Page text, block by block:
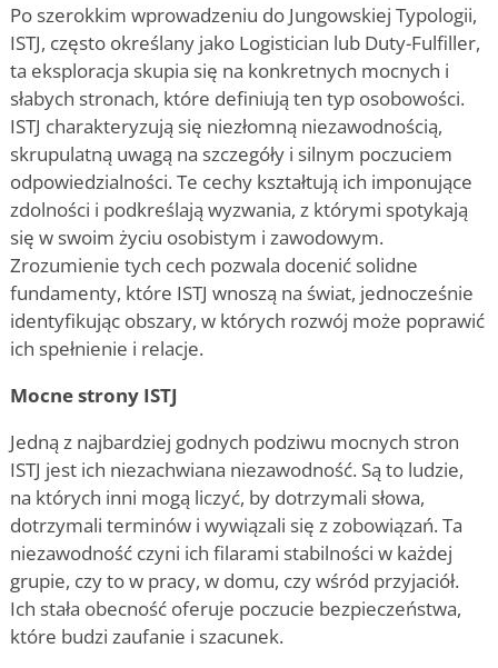
Po szerokkim wprowadzeniu do Jungowskiej Typologii,
ISTJ, często określany jako Logistician lub Duty-Fulfiller,
ta eksploracja skupia się na konkretnych mocnych i
słabych stronach, które definiują ten typ osobowości.
ISTJ charakteryzują się niezłomną niezawodnością,
skrupulatną uwagą na szczegóły i silnym poczuciem
odpowiedzialności. Te cechy kształtują ich imponujące
zdolności i podkreślają wyzwania, z którymi spotykają
się w swoim życiu osobistym i zawodowym.
Zrozumienie tych cech pozwala docenić solidne
fundamenty, które ISTJ wnoszą na świat, jednocześnie
identyfikując obszary, w których rozwój może poprawić
ich spełnienie i relacje.
Mocne strony ISTJ
Jedną z najbardziej godnych podziwu mocnych stron
ISTJ jest ich niezachwiana niezawodność. Są to ludzie,
na których inni mogą liczyć, by dotrzymali słowa,
dotrzymali terminów i wywiązali się z zobowiązań. Ta
niezawodność czyni ich filarami stabilności w każdej
grupie, czy to w pracy, w domu, czy wśród przyjaciół.
Ich stała obecność oferuje poczucie bezpieczeństwa,
które budzi zaufanie i szacunek.